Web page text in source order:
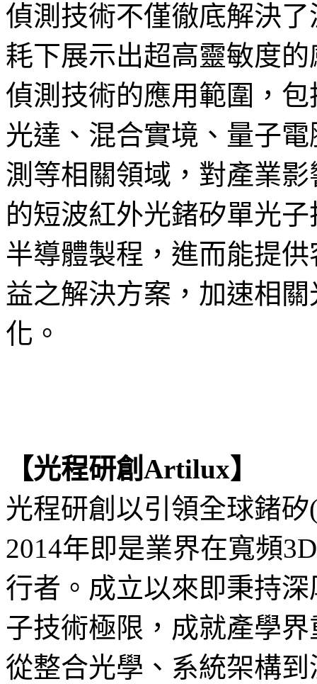
偵測技術不僅徹底解決
耗下展示出超高靈敏度
偵測技術的應用範圍，
光達、混合實境、量子
測等相關領域，對產業
的短波紅外光鍺矽單光
半導體製程，進而能提
益之解決方案，加速相
化。
【光程研創Artilux】
光程研創以引領全球鍺
2014年即是業界在寬頻
行者。成立以來即秉持
子技術極限，成就產學
從整合光學、系統架構